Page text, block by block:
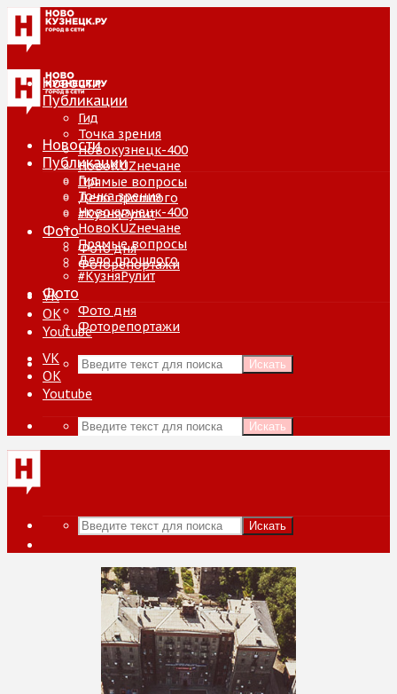
Новости
Публикации
Гид
Точка зрения
Новокузнецк-400
НовоKUZнечане
Прямые вопросы
Дело прошлого
#КузняРулит
Фото
Фото дня
Фоторепортажи
VK
ОК
Youtube
Искать
Новости
Публикации
Гид
Точка зрения
Новокузнецк-400
НовоKUZнечане
Прямые вопросы
Дело прошлого
#КузняРулит
Фото
Фото дня
Фоторепортажи
VK
ОК
Youtube
Искать
Искать